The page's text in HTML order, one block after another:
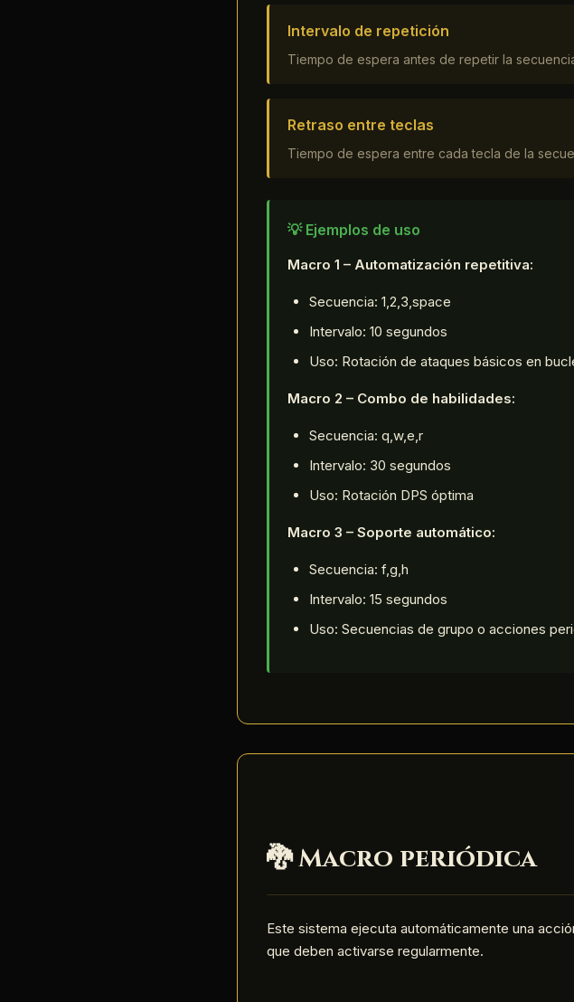
Intervalo de repetición
Tiempo de espera antes de repetir la
Retraso entre teclas
Tiempo de espera entre cada tecla de la
💡 Ejemplos de uso
Macro 1 – Automatización repetitiva:
Secuencia: 1,2,3,space
Intervalo: 10 segundos
Uso: Rotación de ataques básicos en
Macro 2 – Combo de habilidades:
Secuencia: q,w,e,r
Intervalo: 30 segundos
Uso: Rotación DPS óptima
Macro 3 – Soporte automático:
Secuencia: f,g,h
Intervalo: 15 segundos
Uso: Secuencias de grupo o acciones
🐉 Macro periódica
Este sistema ejecuta automáticamente una
que deben activarse regularmente.